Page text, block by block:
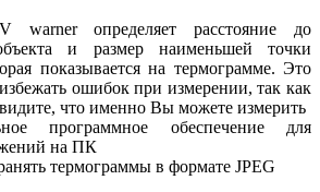
warner определяет расстояние до
и размер наименьшей точки
показывается на термограмме. Это
ошибок при измерении, так как
что именно Вы можете измерить
программное обеспечение для
на ПК
термограммы в формате JPEG